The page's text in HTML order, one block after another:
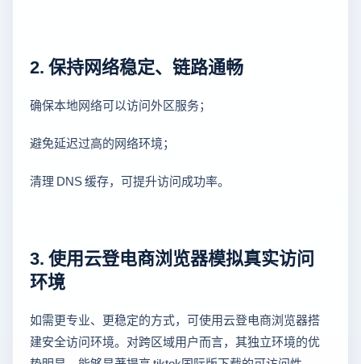
2. 保持网络稳定、链路通畅
确保本地网络可以访问外区服务；
避免延迟过高的网络环境；
清理 DNS 缓存，可提升访问成功率。
3. 使用云登电商浏览器模拟真实访问
环境
如需更专业、更稳定的方式，可使用云登电商浏览器搭
建安全访问环境。对跨区域用户而言，其独立环境的优